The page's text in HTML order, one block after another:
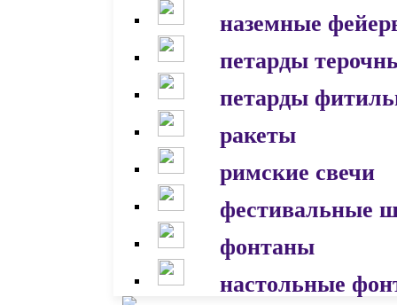
наземные
петарды
петарды
ракеты
римские свечи
фестивальные
фонтаны
настольные